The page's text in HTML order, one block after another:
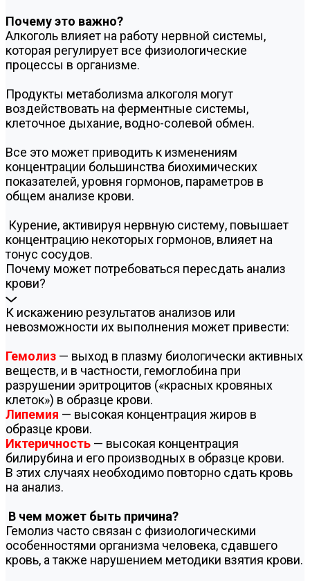
Почему это важно?
Алкоголь влияет на работу нервной системы,
которая регулирует все физиологические
процессы в организме.
Продукты метаболизма алкоголя могут
воздействовать на ферментные системы,
клеточное дыхание, водно-солевой обмен.
Все это может приводить к изменениям
концентрации большинства биохимических
показателей, уровня гормонов, параметров в
общем анализе крови.
Курение, активируя нервную систему, повышает
концентрацию некоторых гормонов, влияет на
тонус сосудов.
Почему может потребоваться пересдать анализ
крови?
К искажению результатов анализов или
невозможности их выполнения может привести:
Гемолиз — выход в плазму биологически активных
веществ, и в частности, гемоглобина при
разрушении эритроцитов («красных кровяных
клеток») в образце крови.
Липемия — высокая концентрация жиров в
образце крови.
Иктеричность — высокая концентрация
билирубина и его производных в образце крови.
В этих случаях необходимо повторно сдать кровь
на анализ.
В чем может быть причина?
Гемолиз часто связан с физиологическими
особенностями организма человека, сдавшего
кровь, а также нарушением методики взятия крови.